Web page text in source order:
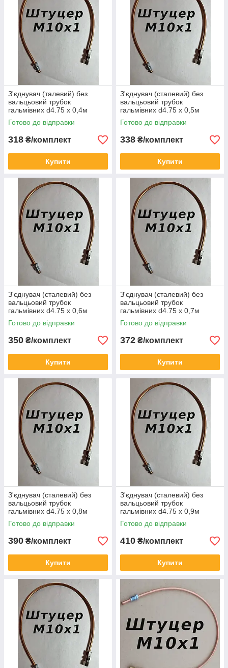
З'єднувач (талевий) без
вальцьовий трубок
гальмівних d4.75 х 0,4м
штуцер М10х1
Готово до відправки
318 ₴/комплект
Купити
З'єднувач (сталевий) без
вальцьовий трубок
гальмівних d4.75 х 0,5м
штуцер М10х1
Готово до відправки
338 ₴/комплект
Купити
З'єднувач (сталевий) без
вальцьовий трубок
гальмівних d4.75 х 0,6м
штуцер М10х1
Готово до відправки
350 ₴/комплект
Купити
З'єднувач (сталевий) без
вальцьовий трубок
гальмівних d4.75 х 0,7м
штуцер М10х1
Готово до відправки
372 ₴/комплект
Купити
З'єднувач (сталевий) без
вальцьовий трубок
гальмівних d4.75 х 0,8м
штуцер М10х1
Готово до відправки
390 ₴/комплект
Купити
З'єднувач (сталевий) без
вальцьовий трубок
гальмівних d4.75 х 0,9м
штуцер М10х1
Готово до відправки
410 ₴/комплект
Купити